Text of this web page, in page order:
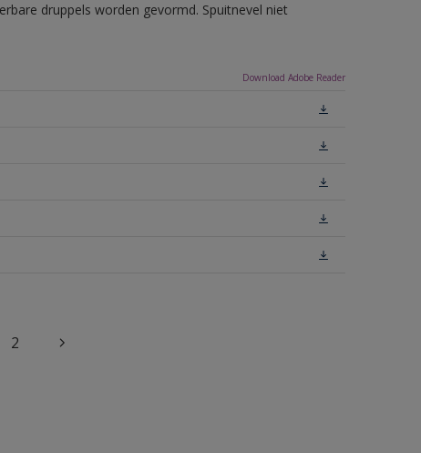
druppels worden gevormd. Spuitnevel niet
Download Adobe Reader
2